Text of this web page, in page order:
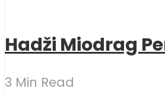
Hadži Miodrag
3 Min Read